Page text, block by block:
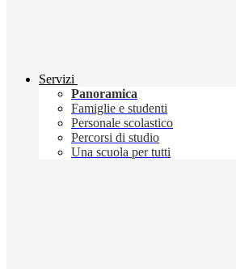
Servizi
Panoramica
Famiglie e studenti
Personale scolastico
Percorsi di studio
Una scuola per tutti